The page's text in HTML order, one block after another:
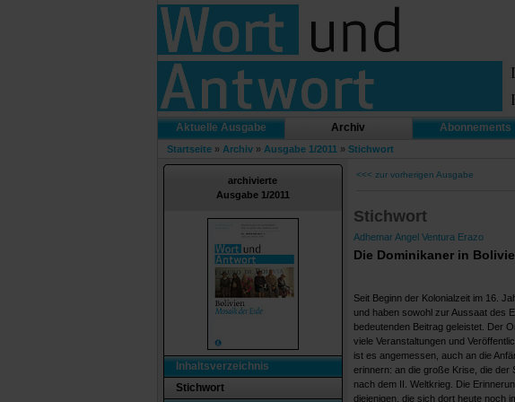
Aktuelle Ausgabe Archiv Abonnements
Startseite» Archiv» Ausgabe 1/2011 » Stichwort
archivierte
Ausgabe 1/2011
Inhaltsverzeichnis
Stichwort
<<< zur vorherigen Ausgabe
Stichwort
Adhemar Angel Ventura Erazo
Die Dominikaner in
Seit Beginn der Kolonialzeit im 16.
und haben sowohl zur Aussaat des
bedeutenden Beitrag geleistet. Der
viele Veranstaltungen und
ist es angemessen, auch an die
erinnern: an die große Krise, die der
nach dem II. Weltkrieg. Die
diejenigen, die sich dort heute noch